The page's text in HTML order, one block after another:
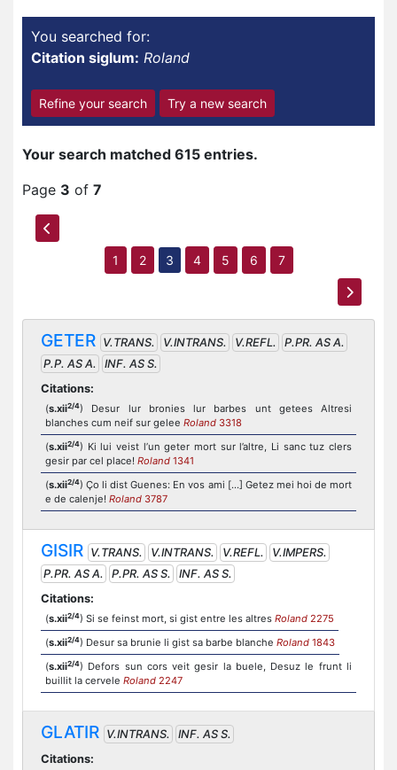
You searched for:
Citation siglum: Roland
Refine your search Try a new search
Your search matched 615 entries.
Page 3 of 7
1 2 3 4 5 6 7
GETER V.TRANS. V.INTRANS. V.REFL.
P.PR. AS A.
P.P. AS A.
INF. AS S.
Citations:
(s.xii2/4) Desur lur bronies lur barbes unt getees Altresi
blanches cum neif sur gelee Roland 3318
(s.xii2/4) Ki lui veist l’un geter mort sur l’altre, Li sanc tuz clers
gesir par cel place! Roland 1341
(s.xii2/4) Ço li dist Guenes: En vos ami [...] Getez mei hoi de mort
e de calenje! Roland 3787
GISIR V.TRANS. V.INTRANS. V.REFL.
V.IMPERS.
P.PR. AS A.
P.PR. AS S.
INF. AS S.
Citations:
(s.xii2/4) Si se feinst mort, si gist entre les altres Roland 2275
(s.xii2/4) Desur sa brunie li gist sa barbe blanche Roland 1843
(s.xii2/4) Defors sun cors veit gesir la buele, Desuz le frunt li
buillit la cervele Roland 2247
GLATIR V.INTRANS.
INF. AS S.
Citations: